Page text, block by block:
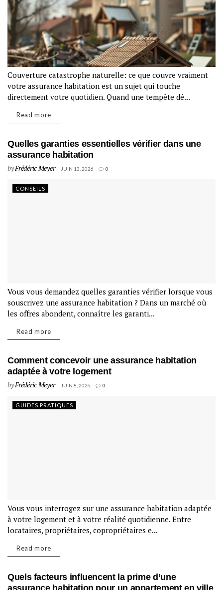
Couverture catastrophe naturelle: ce que couvre vraiment
votre assurance habitation est un sujet qui touche
directement votre quotidien. Quand une tempête dé...
Read more
Quelles garanties essentielles vérifier dans une
assurance habitation
byFrédéric Meyer JUIN 13, 2026 0
CONSEILS
Vous vous demandez quelles garanties vérifier lorsque vous
souscrivez une assurance habitation ? Dans un marché où
les offres abondent, connaître les garanti...
Read more
Comment concevoir une assurance habitation
adaptée à votre logement
byFrédéric Meyer JUIN 8, 2026 0
GUIDES PRATIQUES
Vous vous interrogez sur une assurance habitation adaptée
à votre logement et à votre réalité quotidienne. Entre
locataires, propriétaires, copropriétaires e...
Read more
Quels facteurs influencent la prime d’une
assurance habitation pour un appartement en ville